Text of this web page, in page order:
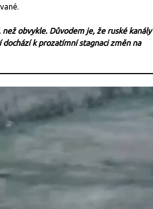
obvykle. Důvodem je, že ruské kanály
k prozatímní stagnaci změn na